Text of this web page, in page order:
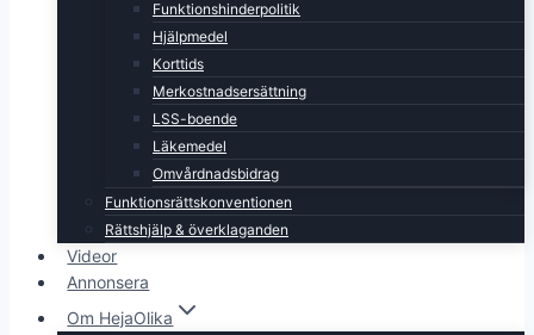
Funktionshinderpolitik
Hjälpmedel
Korttids
Merkostnadsersättning
LSS-boende
Läkemedel
Omvårdnadsbidrag
Funktionsrättskonventionen
Rättshjälp & överklaganden
Videor
Annonsera
Om HejaOlika